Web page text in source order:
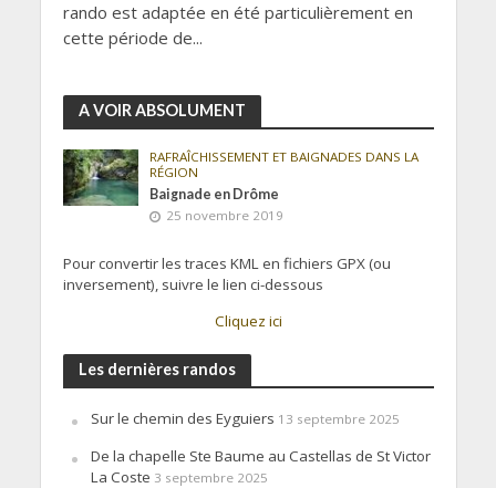
rando est adaptée en été particulièrement en
cette période de...
A VOIR ABSOLUMENT
RAFRAÎCHISSEMENT ET BAIGNADES DANS LA
RÉGION
Baignade en Drôme
25 novembre 2019
Pour convertir les traces KML en fichiers GPX (ou
inversement), suivre le lien ci-dessous
Cliquez ici
Les dernières randos
Sur le chemin des Eyguiers 13 septembre 2025
De la chapelle Ste Baume au Castellas de St Victor
La Coste 3 septembre 2025